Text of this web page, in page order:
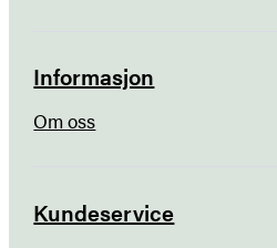
Informasjon
Om oss
Kundeservice